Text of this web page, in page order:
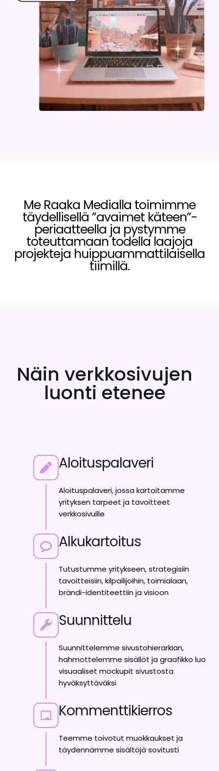
Me Raaka Medialla toimimme
täydellisellä ”avaimet käteen”-
periaatteella ja pystymme
toteuttamaan todella laajoja
projekteja huippuammattilaisella
tiimillä.
Näin verkkosivujen
luonti etenee
Aloituspalaveri
Aloituspalaveri, jossa kartoitamme
yrityksen tarpeet ja tavoitteet
verkkosivuille
Alkukartoitus
Tutustumme yritykseen, strategisiin
tavoitteisiin, kilpailijoihin, toimialaan,
brändi-identiteettiin ja visioon
Suunnittelu
Suunnittelemme sivustohierarkian,
hahmottelemme sisällöt ja graafikko luo
visuaaliset mockupit sivustosta
hyväksyttäväksi
Kommenttikierros
Teemme toivotut muokkaukset ja
täydennämme sisältöjä sovitusti